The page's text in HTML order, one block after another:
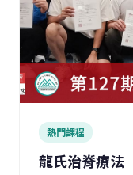
熱門課程
龍氏治脊療法